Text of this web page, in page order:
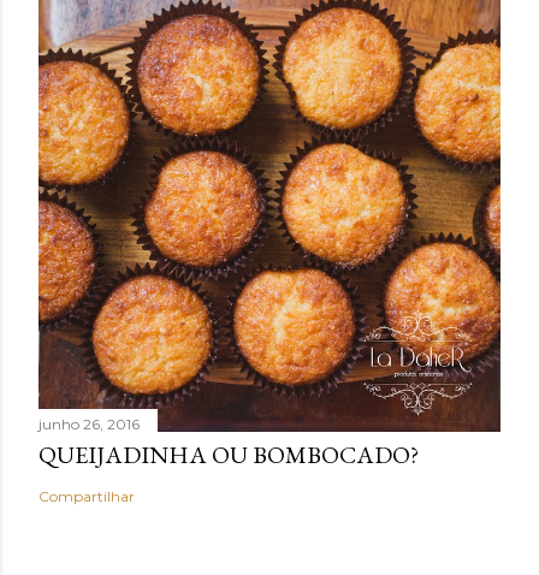
junho 26, 2016
QUEIJADINHA OU BOMBOCADO?
Compartilhar